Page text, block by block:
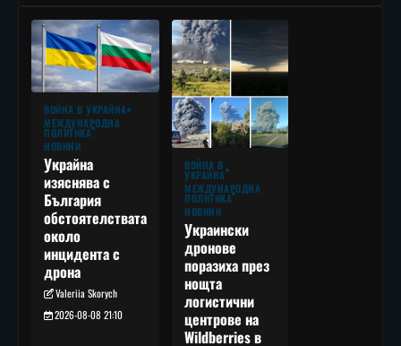
ВОЙНА В УКРАЙНА
МЕЖДУНАРОДНА
ПОЛИТИКА
НОВИНИ
Украйна
изяснява с
България
обстоятелствата
около
инцидента с
дрона
Valeriia Skorych
2026-08-08 21:10
ВОЙНА В
УКРАЙНА
МЕЖДУНАРОДНА
ПОЛИТИКА
НОВИНИ
Украински
дронове
поразиха през
нощта
логистични
центрове на
Wildberries в